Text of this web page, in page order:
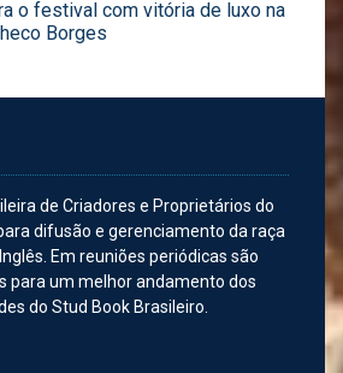
o festival com vitória de luxo na
Borges
de Criadores e Proprietários do
difusão e gerenciamento da raça
Em reuniões periódicas são
para um melhor andamento dos
do Stud Book Brasileiro.